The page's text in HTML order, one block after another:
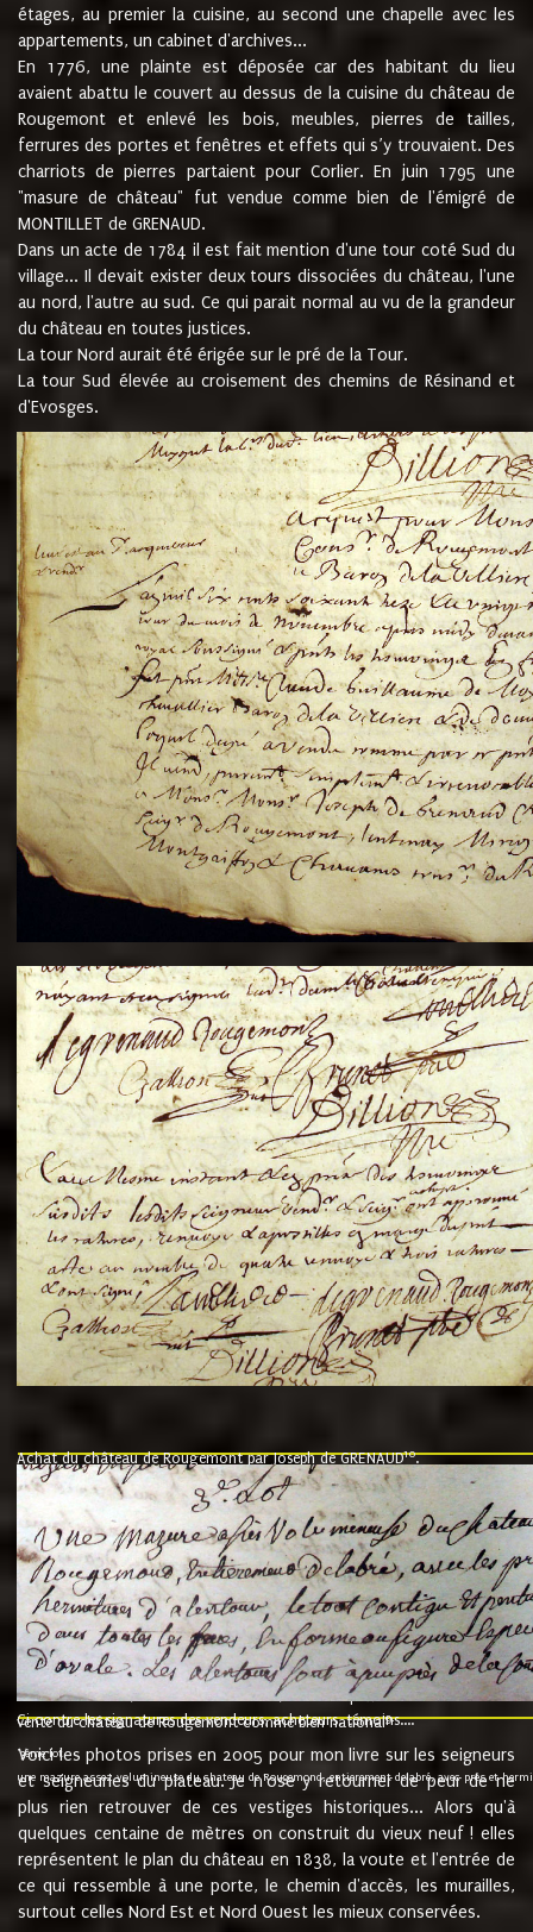
étages, au premier la cuisine, au second une chapelle avec les
appartements, un cabinet d'archives...
En 1776, une plainte est déposée car des habitant du lieu
avaient abattu le couvert au dessus de la cuisine du château de
Rougemont et enlevé les bois, meubles, pierres de tailles,
ferrures des portes et fenêtres et effets qui s’y trouvaient. Des
charriots de pierres partaient pour Corlier. En juin 1795 une
"masure de château" fut vendue comme bien de l'émigré de
MONTILLET de GRENAUD.
Dans un acte de 1784 il est fait mention d'une tour coté Sud du
village... Il devait exister deux tours dissociées du château, l'une
au nord, l'autre au sud. Ce qui parait normal au vu de la grandeur
du château en toutes justices.
La tour Nord aurait été érigée sur le pré de la Tour.
La tour Sud élevée au croisement des chemins de Résinand et
d'Evosges.
Achat du château de Rougemont par Joseph de GRENAUD10.
"l'an mil six cent soixante treze le ving neuvième jour du mois de
nommé fut présent Messire Claude Guillaume de Moyriat chevalier baron
vend, purement simplement et irrevocablement a monseigneur monsieur
et chavannes conseiller du roy au parlement de Bourgogne, present et
que le dit seigneur Baron de la Vellière a sur ses hommes, indivisables et
de la Velliere tout ainsi et comme le dit seigneur Baron et ses
présent......"
suivent les rentes, donation des terriers, etc... au prix de 880 livre louis
Ci contre les signatures des vendeurs, acheteurs, témoins....
vente du château de Rougemont comme bien national9.
"3ème lot
une mazure assez volumineuse du chateau de Rougemond, entierement delabré, avec près et
Voici les photos prises en 2005 pour mon livre sur les seigneurs
et seigneuries du plateau. Je n'ose y retourner de peur de ne
plus rien retrouver de ces vestiges historiques... Alors qu'à
quelques centaine de mètres on construit du vieux neuf ! elles
représentent le plan du château en 1838, la voute et l'entrée de
ce qui ressemble à une porte, le chemin d'accès, les murailles,
surtout celles Nord Est et Nord Ouest les mieux conservées.